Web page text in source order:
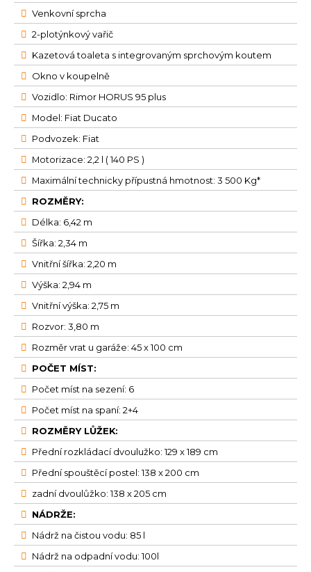
Venkovní sprcha
2-plotýnkový vařič
Kazetová toaleta s integrovaným sprchovým koutem
Okno v koupelně
Vozidlo: Rimor HORUS 95 plus
Model: Fiat Ducato
Podvozek: Fiat
Motorizace: 2,2 l ( 140 PS )
Maximální technicky přípustná hmotnost: 3 500 Kg*
ROZMĚRY:
Délka: 6,42 m
Šířka: 2,34 m
Vnitřní šířka: 2,20 m
Výška: 2,94 m
Vnitřní výška: 2,75 m
Rozvor: 3,80 m
Rozměr vrat u garáže: 45 x 100 cm
POČET MÍST:
Počet míst na sezení: 6
Počet míst na spaní: 2+4
ROZMĚRY LŮŽEK:
Přední rozkládací dvoulužko: 129 x 189 cm
Přední spouštěcí postel: 138 x 200 cm
zadní dvoulůžko: 138 x 205 cm
NÁDRŽE:
Nádrž na čistou vodu: 85 l
Nádrž na odpadní vodu: 100l